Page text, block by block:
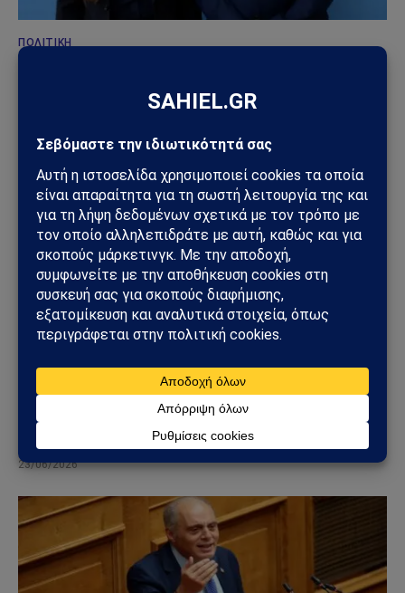
ΠΟΛΙΤΙΚΉ
Μπλόκο της Γερουσίας στις πολεμικές εξουσίες
Τραμπ για το Ιράν – Ρήγμα στο εσωτερικό των
23/06/2026